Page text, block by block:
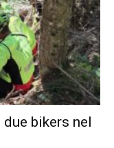
bikers nel